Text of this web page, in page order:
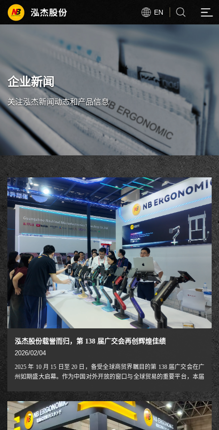
EN
企业新闻
关注泓杰新闻动态和产品信息
泓杰股份载誉而归，第 138 届广交会再创辉煌佳绩
2026/02/04
2025 年 10 月 15 日至 20 日，备受全球商贸界瞩目的第 138 届广交会在广
州如期盛大启幕。作为中国对外开放的窗口与全球贸易的重要平台，本届
遇。NB 人体工学连续四届以高规格阵容重磅参展，凭借前沿的产品设计
与硬核的技术创新，在众多参展品牌中脱颖而出，收获海内外客商的广泛
关注与高度认可。展会期间，品牌全方位呈现了在智能电动升降移动协同
系统、高端办公解决方案、沉浸式电竞装备等细分赛道的核心技术突破与